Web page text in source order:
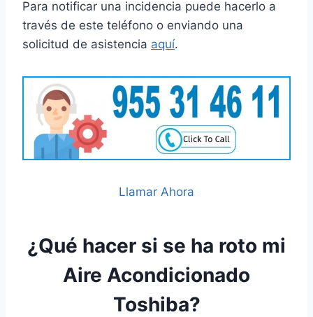
Para notificar una incidencia puede hacerlo a
través de este teléfono o enviando una
solicitud de asistencia aquí.
Llamar Ahora
¿Qué hacer si se ha roto mi
Aire Acondicionado
Toshiba?